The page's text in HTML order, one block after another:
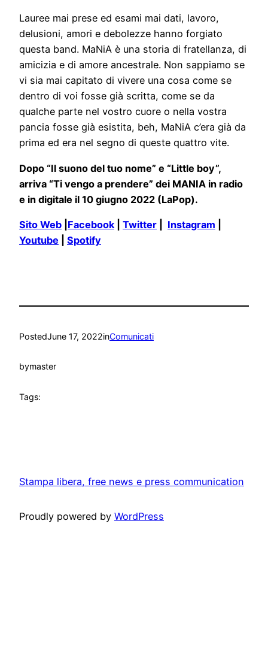
Lauree mai prese ed esami mai dati, lavoro,
delusioni, amori e debolezze hanno forgiato
questa band. MaNiA è una storia di fratellanza, di
amicizia e di amore ancestrale. Non sappiamo se
vi sia mai capitato di vivere una cosa come se
dentro di voi fosse già scritta, come se da
qualche parte nel vostro cuore o nella vostra
pancia fosse già esistita, beh, MaNiA c’era già da
prima ed era nel segno di queste quattro vite.
Dopo “Il suono del tuo nome” e “Little boy”,
arriva “Ti vengo a prendere” dei MANIA in radio
e in digitale il 10 giugno 2022 (LaPop).
Sito Web Facebook| Twitter Instagram
Youtube
Spotify
PostedJune 17, 2022inComunicati
bymaster
Tags:
Stampa libera, free news e press communication
Proudly powered by WordPress